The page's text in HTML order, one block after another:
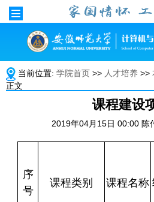
当前位置: 学院首页 >> 人才培养 >>
正文
课程建设
2019年04月15日 00:00 陈
序
号
课程类别 课程名称